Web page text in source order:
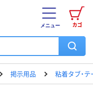
カゴ
メニュー
掲示用品 粘着タブ・テ